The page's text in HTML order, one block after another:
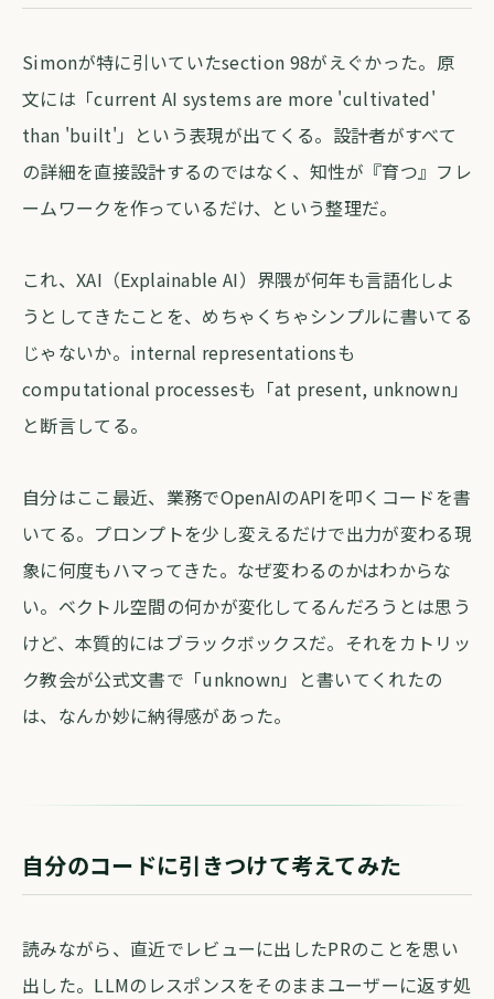
Simonが特に引いていたsection 98がえぐかった。原
文には「current AI systems are more 'cultivated'
than 'built'」という表現が出てくる。設計者がすべて
の詳細を直接設計するのではなく、知性が『育つ』フレ
ームワークを作っているだけ、という整理だ。
これ、XAI（Explainable AI）界隈が何年も言語化しよ
うとしてきたことを、めちゃくちゃシンプルに書いてる
じゃないか。internal representationsも
computational processesも「at present, unknown」
と断言してる。
自分はここ最近、業務でOpenAIのAPIを叩くコードを書
いてる。プロンプトを少し変えるだけで出力が変わる現
象に何度もハマってきた。なぜ変わるのかはわからな
い。ベクトル空間の何かが変化してるんだろうとは思う
けど、本質的にはブラックボックスだ。それをカトリッ
ク教会が公式文書で「unknown」と書いてくれたの
は、なんか妙に納得感があった。
自分のコードに引きつけて考えてみた
読みながら、直近でレビューに出したPRのことを思い
出した。LLMのレスポンスをそのままユーザーに返す処